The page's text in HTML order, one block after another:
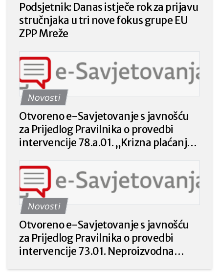
Podsjetnik: Danas istječe rok za prijavu
stručnjaka u tri nove fokus grupe EU
ZPP Mreže
Novosti
Otvoreno e-Savjetovanje s javnošću
za Prijedlog Pravilnika o provedbi
intervencije 78.a.01. „Krizna plaćanja
katastrofa, nepovoljnih klimatskih
prilika ili katastrofalnih događaja“ iz
Strateškog plana Zajedničke
poljoprivredne politike Republike
Hrvatske 2023. – 2027. godine.
Novosti
Otvoreno e-Savjetovanje s javnošću
za Prijedlog Pravilnika o provedbi
intervencije 73.01. Neproizvodna